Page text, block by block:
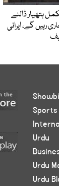
ہتھیار ڈالنے
رہیں گے، ایرانی
Sports
Urdu
Urdu
Urdu